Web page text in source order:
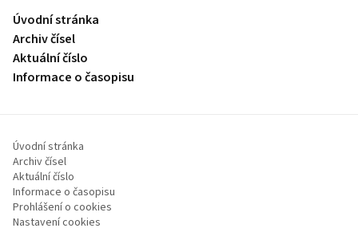
Úvodní stránka
Archiv čísel
Aktuální číslo
Informace o časopisu
Úvodní stránka
Archiv čísel
Aktuální číslo
Informace o časopisu
Prohlášení o cookies
Nastavení cookies